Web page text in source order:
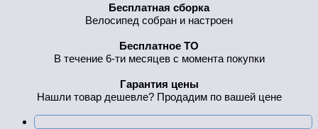
Бесплатная сборка
Велосипед собран и настроен
Бесплатное ТО
В течение 6-ти месяцев с момента покупки
Гарантия цены
Нашли товар дешевле? Продадим по вашей цене